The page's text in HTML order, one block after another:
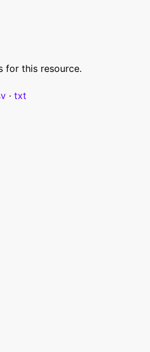
for this resource.
txt